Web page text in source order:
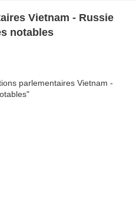
Vietnam - Russie
notables